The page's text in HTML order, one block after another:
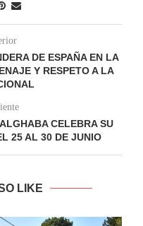
DE ESPAÑA EN LA
Y RESPETO A LA
CELEBRA SU
25 AL 30 DE JUNIO
LIKE